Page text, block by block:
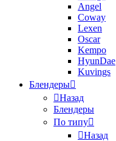
Angel
Coway
Lexen
Oscar
Kempo
HyunDae
Kuvings
Блендеры
Назад
Блендеры
По типу
Назад